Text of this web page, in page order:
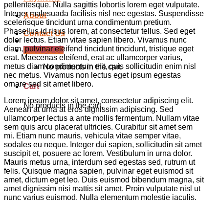
About
Contact Us
Cart /$0.00
No products in the cart.
Cart
No products in the cart.
pellentesque. Nulla sagittis lobortis lorem eget vulputate.
Integer malesuada facilisis nisl nec egestas. Suspendisse
scelerisque tincidunt urna condimentum pretium.
Phasellus id risus lorem, at consectetur tellus. Sed eget
dolor lectus. Etiam vitae sapien libero. Vivamus nunc
diam, pulvinar eleifend tincidunt tincidunt, tristique eget
erat. Maecenas eleifend, erat ac ullamcorper varius,
metus diam condimentum elit, quis sollicitudin enim nisl
nec metus. Vivamus non lectus eget ipsum egestas
ornare sed sit amet libero.
Lorem ipsum dolor sit amet, consectetur adipiscing elit.
Aenean at urna at eros dignissim adipiscing. Sed
ullamcorper lectus a ante mollis fermentum. Nullam vitae
sem quis arcu placerat ultricies. Curabitur sit amet sem
mi. Etiam nunc mauris, vehicula vitae semper vitae,
sodales eu neque. Integer dui sapien, sollicitudin sit amet
suscipit et, posuere ac lorem. Vestibulum in urna dolor.
Mauris metus urna, interdum sed egestas sed, rutrum ut
felis. Quisque magna sapien, pulvinar eget euismod sit
amet, dictum eget leo. Duis euismod bibendum magna, sit
amet dignissim nisi mattis sit amet. Proin vulputate nisl ut
nunc varius euismod. Nulla elementum molestie iaculis.